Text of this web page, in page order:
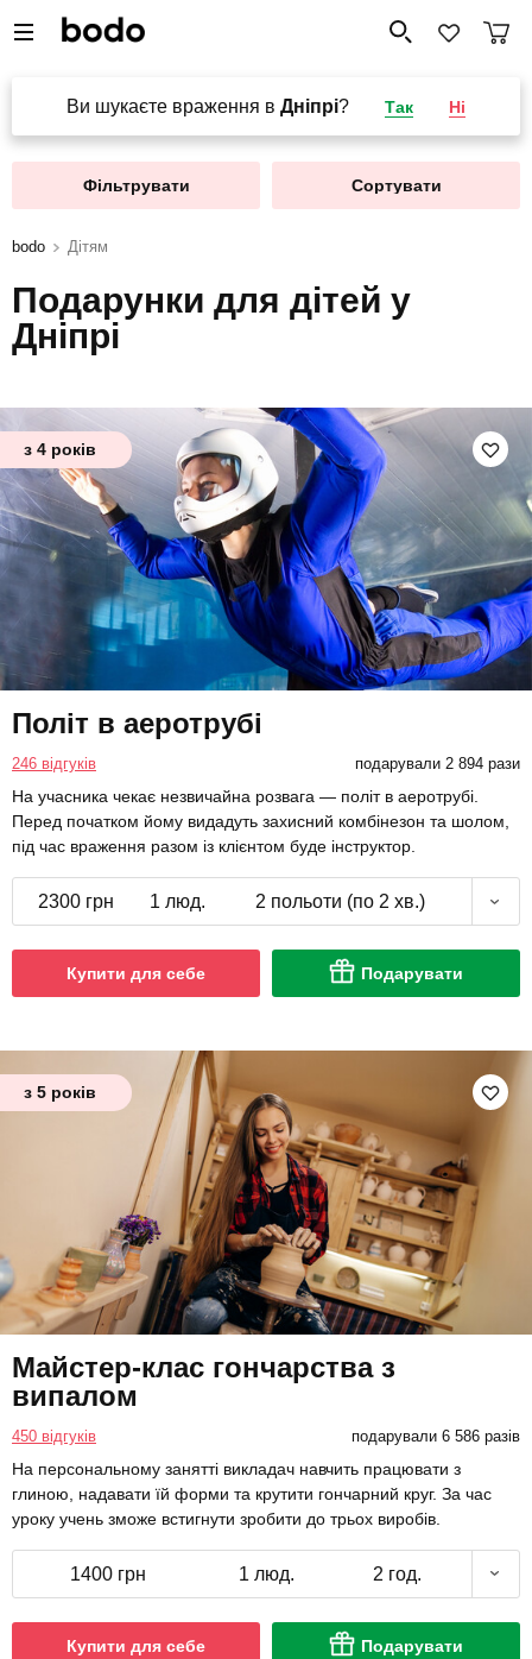
Ви шукаєте враження в Дніпрі? Так Ні
Фільтрувати Сортувати
bodo Дітям
Подарунки для дітей у
Дніпрі
з 4 років
Політ в аеротрубі
246 відгуків подарували 2 894 рази
На учасника чекає незвичайна розвага — політ в аеротрубі.
Перед початком йому видадуть захисний комбінезон та шолом,
під час враження разом із клієнтом буде інструктор.
2300 грн 1 люд. 2 польоти (по 2 хв.)
Купити для себе Подарувати
з 5 років
Майстер-клас гончарства з
випалом
450 відгуків подарували 6 586 разів
На персональному занятті викладач навчить працювати з
глиною, надавати їй форми та крутити гончарний круг. За час
уроку учень зможе встигнути зробити до трьох виробів.
1400 грн 1 люд. 2 год.
Купити для себе Подарувати